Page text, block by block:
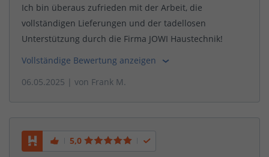
Ich bin überaus zufrieden mit der Arbeit, die
vollständigen Lieferungen und der tadellosen
Unterstützung durch die Firma JOWI Haustechnik!
Vollständige Bewertung anzeigen
06.05.2025 | von Frank M.
5,0